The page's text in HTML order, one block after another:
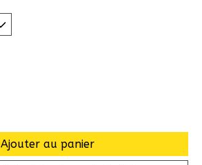
Ajouter au panier